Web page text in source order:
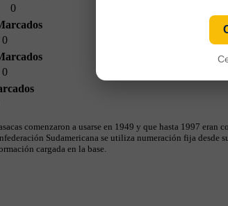
0
0
0
comenzaron a usarse en 1949 y que hasta 1997
Sudamericana se utiliza numeración fija desde
cargada en la base.